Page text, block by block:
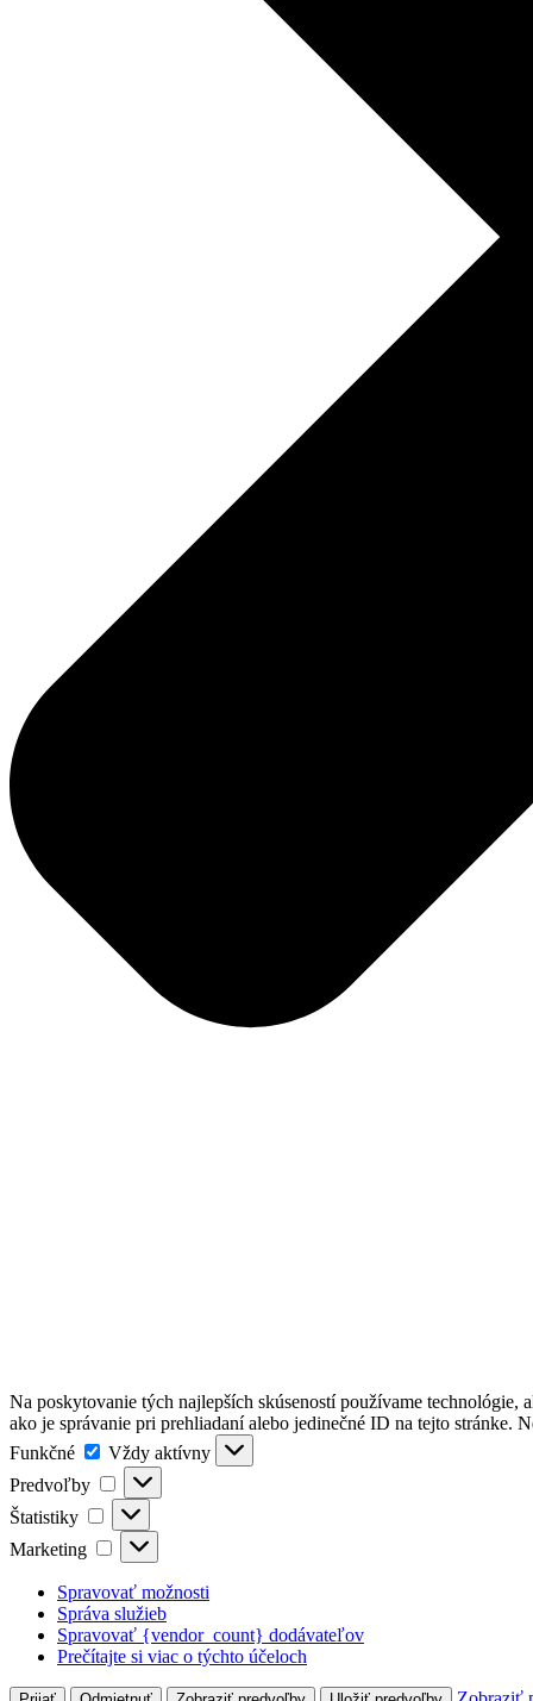
Na poskytovanie tých najlepších skúseností používame
ako je správanie pri prehliadaní alebo jedinečné ID na tejto stránke.
Funkčné
Funkčné
Vždy aktívny
Predvoľby
Predvoľby
Štatistiky Štatistiky
Marketing Marketing
Spravovať možnosti
Správa služieb
Spravovať {vendor_count} dodávateľov
Prečítajte si viac o týchto účeloch